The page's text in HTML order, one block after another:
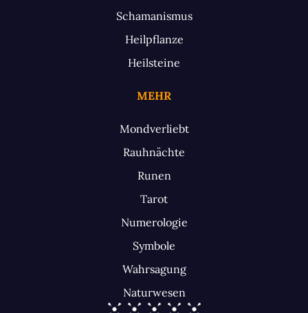
Schamanismus
Heilpflanze
Heilsteine
MEHR
Mondverliebt
Rauhnächte
Runen
Tarot
Numerologie
Symbole
Wahrsagung
Naturwesen